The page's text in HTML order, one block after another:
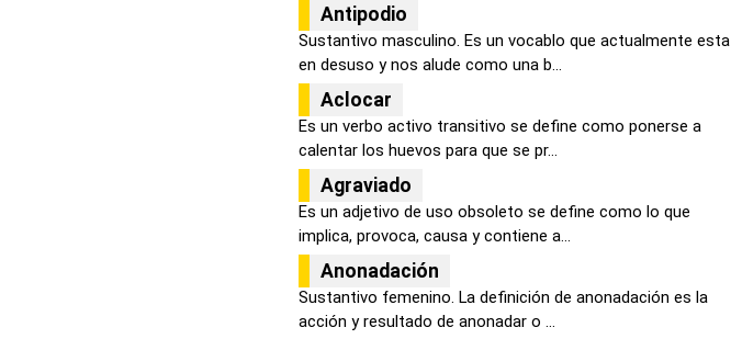
Antipodio
Sustantivo masculino. Es un vocablo que actualmente esta
en desuso y nos alude como una b...
Aclocar
Es un verbo activo transitivo se define como ponerse a
calentar los huevos para que se pr...
Agraviado
Es un adjetivo de uso obsoleto se define como lo que
implica, provoca, causa y contiene a...
Anonadación
Sustantivo femenino. La definición de anonadación es la
acción y resultado de anonadar o ...